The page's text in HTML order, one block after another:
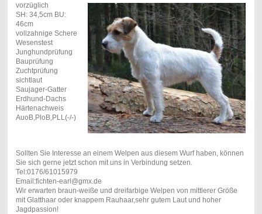
vorzüglich
SH: 34,5cm BU:
46cm
vollzahnige Schere
Wesenstest
Junghundprüfung
Bauprüfung
Zuchtprüfung
sichtlaut
Saujager-Gatter
Erdhund-Dachs
Härtenachweis
AuoB,PloB,PLL(-/-)
Sollten Sie Interesse an einem Welpen aus diesem Wurf haben, können
Sie sich gerne jetzt schon mit uns in Verbindung setzen.
Tel:0176/61015979
Email:fichten-earl@gmx.de
Wir erwarten braun-weiße und dreifarbige Welpen von mittlerer Größe
mit Glatthaar oder knappem Rauhaar,sehr gutem Laut und hoher
Jagdpassion!